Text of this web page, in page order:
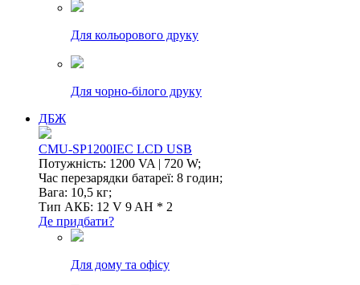
Для кольорового друку
Для чорно-білого друку
ДБЖ
CMU-SP1200IEC LCD USB
Потужність: 1200 VA | 720 W;
Час перезарядки батареї: 8 годин;
Вага: 10,5 кг;
Тип АКБ: 12 V 9 AH * 2
Де придбати?
Для дому та офісу